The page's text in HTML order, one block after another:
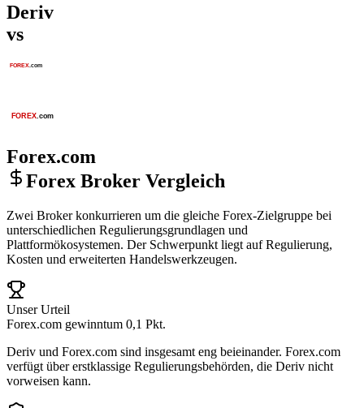
Deriv
vs
Forex.com
Forex Broker Vergleich
Zwei Broker konkurrieren um die gleiche Forex-Zielgruppe bei
unterschiedlichen Regulierungsgrundlagen und
Plattformökosystemen. Der Schwerpunkt liegt auf Regulierung,
Kosten und erweiterten Handelswerkzeugen.
Unser Urteil
Forex.com gewinntum 0,1 Pkt.
Deriv und Forex.com sind insgesamt eng beieinander. Forex.com
verfügt über erstklassige Regulierungsbehörden, die Deriv nicht
vorweisen kann.